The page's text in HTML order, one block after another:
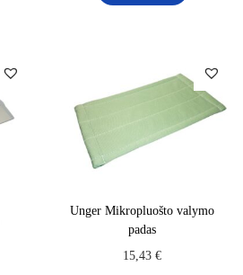
Unger Mikropluošto valymo
padas
15,43€